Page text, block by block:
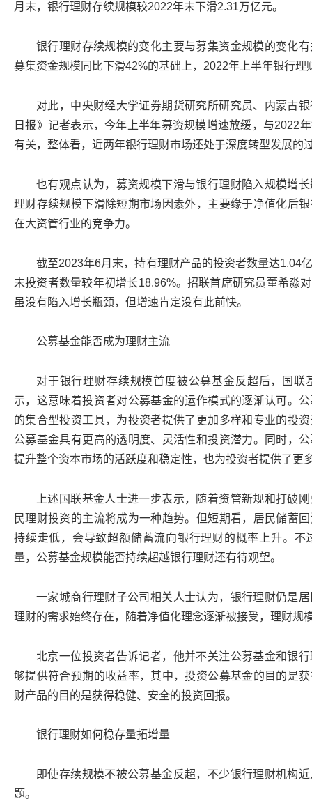
月末，银行理财存续规模较2022年末下滑2.31万亿元。
银行理财存续规模的变化主要与募集资金规模的变化
募集资金规模同比下滑42%的基础上，2022年上半年银行
对此，中央财经大学证券期货研究所研究员、内蒙古
日报》记者表示，今年上半年募资规模增速放缓，与2022
有关，整体看，近两年银行理财市场还处于深度转型发展的
也有观点认为，募资规模下滑与银行理财陷入规模增
理财存续规模下滑除短期市场因素外，主要缘于净值化后
在大资管行业的竞争力。
截至2023年6月末，持有理财产品的投资者数量达1.04
末投资者数量较年初增长18.96%。招联首席研究员董希淼
虽没有陷入增长瓶颈，但增速肯定没有此前快。
公募基金能否成为理财主流
对于银行理财存续规模首度被公募基金反超后，国联
示，这意味着投资者对公募基金的运作模式的逐渐认可。
的集合型投资工具，为投资者提供了更加多样和专业的投
公募基金具有更高的透明度、灵活性和投资潜力。同时，
提升整个资本市场的活跃度和稳定性，也为投资者提供了更
上述国联基金人士进一步表示，随着资管新规和打破
民理财投资的主流将成为一种趋势。但短期看，居民储蓄
持续走低，会导致超额储蓄流向银行理财的概率上升。
量，公募基金规模能否持续超越银行理财还有待观望。
一家城商行理财子公司相关人士认为，银行理财仍是
理财的需求始终存在，随着净值化理念逐渐被接受，理财规
北京一位投资者告诉记者，他并不关注公募基金和银
够提供符合预期的收益率，其中，投资公募基金的目的是
财产品的目的是获得稳健、安全的投资回报。
银行理财如何稳存量拓增量
即使存续规模不被公募基金反超，不少银行理财机构
题。